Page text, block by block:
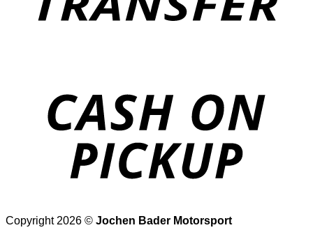
Copyright 2026 © Jochen Bader Motorsport